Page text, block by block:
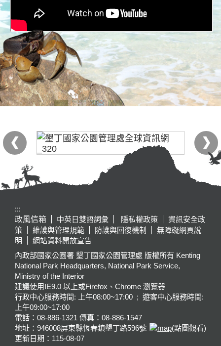
:::
政風信箱
中英日雙語詞彙 隱私權政策
資訊安全政
策
維護與管理規範 防護與回復機制
無障礙網頁說
明
網站資料開放宣告
內政部國家公園署 墾丁國家公園管理處 版權所有 Kenting
National Park Headquarters, National Park Service,
Ministry of the Interior
建議使用IE9.0 以上或Firefox、Chrome 瀏覽器
行政中心服務時間: 上午08:00~17:00 ; 遊客中心服務時間:
上午09:00~17:00
電話：08-886-1321 傳真：08-886-1547
地址：946008屏東縣恆春鎮墾丁路596號
(點圖觀看)
更新日期： 115-08-07